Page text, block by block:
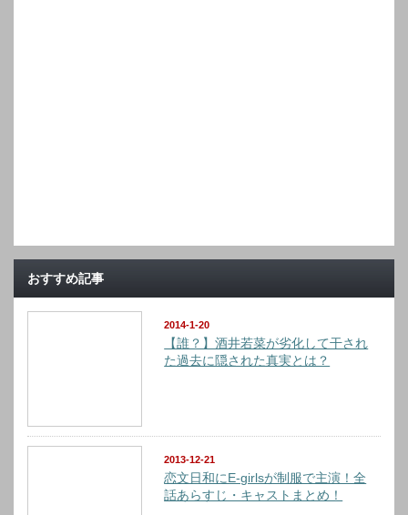
おすすめ記事
2014-1-20
【誰？】酒井若菜が劣化して干され
た過去に隠された真実とは？
2013-12-21
恋文日和にE-girlsが制服で主演！全
話あらすじ・キャストまとめ！